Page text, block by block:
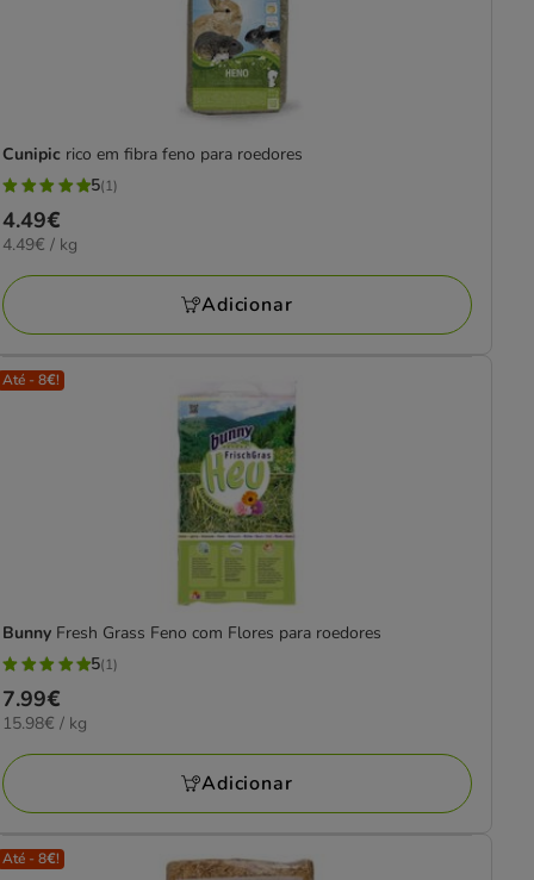
Cunipic rico em fibra feno para roedores
5
estrelas
com
1
avaliações
5(1)
Preço
4.49€
4.49€
4.49€
KG
4.49€ / kg
Adicionar
Até - 8€!
Bunny Fresh Grass Feno com Flores para roedores
5
estrelas
com
1
avaliações
5(1)
Preço
7.99€
7.99€
15.98€
KG
15.98€ / kg
Adicionar
Até - 8€!